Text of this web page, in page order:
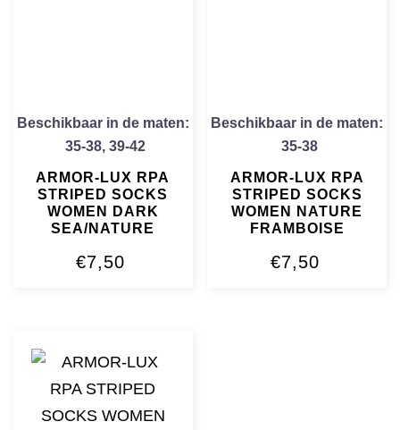
Beschikbaar in de maten:
35-38, 39-42
ARMOR-LUX RPA
STRIPED SOCKS
WOMEN DARK
SEA/NATURE
€7,50
Beschikbaar in de maten:
35-38
ARMOR-LUX RPA
STRIPED SOCKS
WOMEN NATURE
FRAMBOISE
€7,50